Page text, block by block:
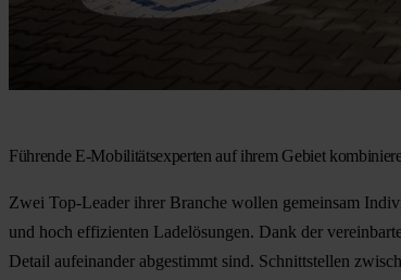
Führende E-Mobilitätsexperten auf ihrem Gebiet
Zwei Top-Leader ihrer Branche wollen gemeinsam
und hoch effizienten Ladelösungen. Dank der
Detail aufeinander abgestimmt sind. Schnittstellen